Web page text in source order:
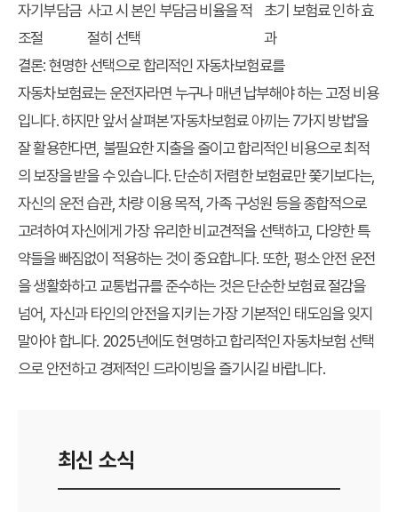
자기부담금
조절
사고 시 본인 부담금 비율을 적
절히 선택
초기 보험료 인하 효
과
결론: 현명한 선택으로 합리적인 자동차보험료를
자동차보험료는 운전자라면 누구나 매년 납부해야 하는 고정 비용
입니다. 하지만 앞서 살펴본 '자동차보험료 아끼는 7가지 방법'을
잘 활용한다면, 불필요한 지출을 줄이고 합리적인 비용으로 최적
의 보장을 받을 수 있습니다. 단순히 저렴한 보험료만 쫓기보다는,
자신의 운전 습관, 차량 이용 목적, 가족 구성원 등을 종합적으로
고려하여 자신에게 가장 유리한 비교견적을 선택하고, 다양한 특
약들을 빠짐없이 적용하는 것이 중요합니다. 또한, 평소 안전 운전
을 생활화하고 교통법규를 준수하는 것은 단순한 보험료 절감을
넘어, 자신과 타인의 안전을 지키는 가장 기본적인 태도임을 잊지
말아야 합니다. 2025년에도 현명하고 합리적인 자동차보험 선택
으로 안전하고 경제적인 드라이빙을 즐기시길 바랍니다.
최신 소식